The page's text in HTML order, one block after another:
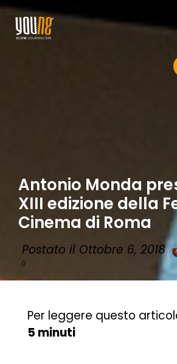
Antonio Monda
XIII edizione della
Cinema di Roma
Postato il Ottobre 6, 2018
0
Per leggere questo
5 minuti